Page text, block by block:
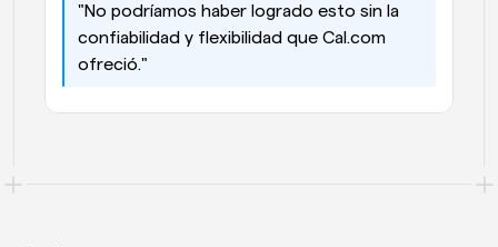
"No podríamos haber logrado esto sin la
confiabilidad y flexibilidad que Cal.com
ofreció."